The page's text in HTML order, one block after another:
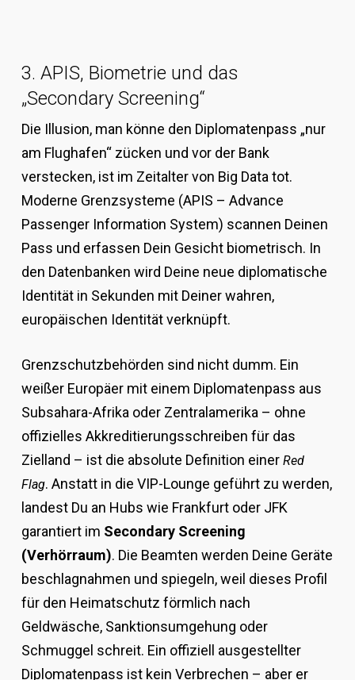
3. APIS, Biometrie und das
„Secondary Screening“
Die Illusion, man könne den Diplomatenpass „nur
am Flughafen“ zücken und vor der Bank
verstecken, ist im Zeitalter von Big Data tot.
Moderne Grenzsysteme (APIS – Advance
Passenger Information System) scannen Deinen
Pass und erfassen Dein Gesicht biometrisch. In
den Datenbanken wird Deine neue diplomatische
Identität in Sekunden mit Deiner wahren,
europäischen Identität verknüpft.
Grenzschutzbehörden sind nicht dumm. Ein
weißer Europäer mit einem Diplomatenpass aus
Subsahara-Afrika oder Zentralamerika – ohne
offizielles Akkreditierungsschreiben für das
Zielland – ist die absolute Definition einer Red
Flag. Anstatt in die VIP-Lounge geführt zu werden,
landest Du an Hubs wie Frankfurt oder JFK
garantiert im Secondary Screening
(Verhörraum). Die Beamten werden Deine Geräte
beschlagnahmen und spiegeln, weil dieses Profil
für den Heimatschutz förmlich nach
Geldwäsche, Sanktionsumgehung oder
Schmuggel schreit. Ein offiziell ausgestellter
Diplomatenpass ist kein Verbrechen – aber er